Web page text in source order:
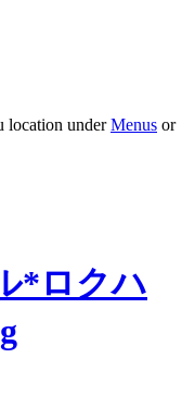
location underMenus or